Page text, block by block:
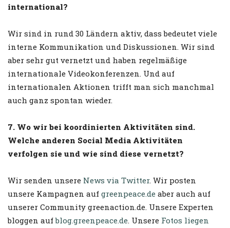
international?
Wir sind in rund 30 Ländern aktiv, dass bedeutet viele
interne Kommunikation und Diskussionen. Wir sind
aber sehr gut vernetzt und haben regelmäßige
internationale Videokonferenzen. Und auf
internationalen Aktionen trifft man sich manchmal
auch ganz spontan wieder.
7. Wo wir bei koordinierten Aktivitäten sind.
Welche anderen Social Media Aktivitäten
verfolgen sie und wie sind diese vernetzt?
Wir senden unsere News via Twitter. Wir posten
unsere Kampagnen auf greenpeace.de aber auch auf
unserer Community greenaction.de. Unsere Experten
bloggen aufblog.greenpeace.de. Unsere Fotos liegen